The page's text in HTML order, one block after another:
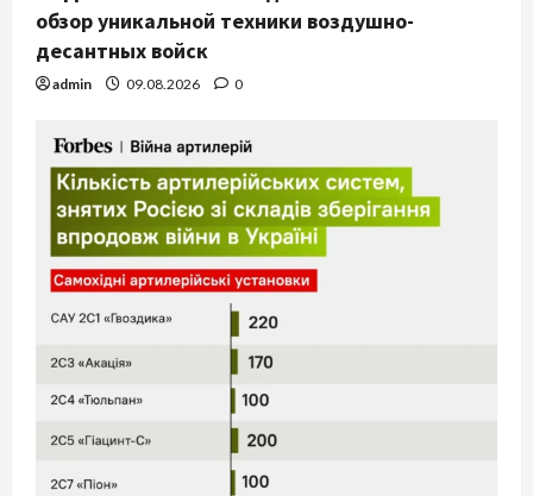
обзор уникальной техники воздушно-
десантных войск
admin 09.08.2026 0